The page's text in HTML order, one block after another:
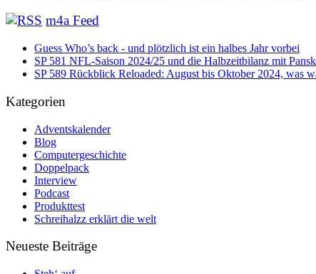
m4a Feed
Guess Who’s back - und plötzlich ist ein halbes Jahr vorbei
SP 581 NFL-Saison 2024/25 und die Halbzeitbilanz mit
SP 589 Rückblick Reloaded: August bis Oktober 2024, was
Kategorien
Adventskalender
Blog
Computergeschichte
Doppelpack
Interview
Podcast
Produkttest
Schreihalzz erklärt die welt
Neueste Beiträge